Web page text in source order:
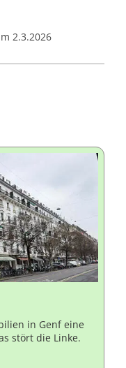
2.3.2026
in Genf eine
stört die Linke.